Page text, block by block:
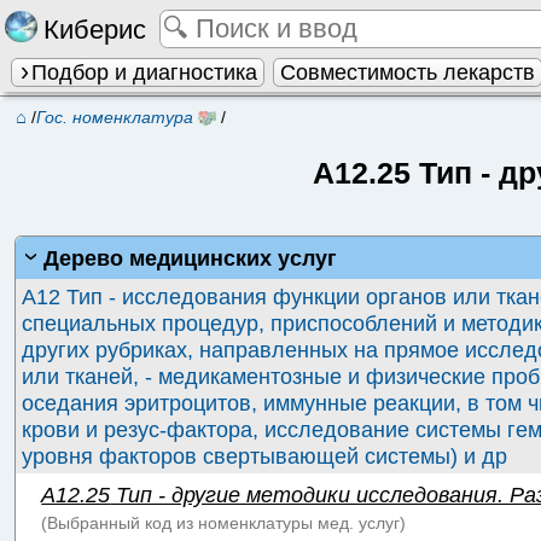
Киберис
Подбор и диагностика Совместимость лекарств
⌂ /Гос. номенклатура /
A12.25 Тип -
Дерево медицинских услуг
A12 Тип - исследования функции органов или
специальных процедур, приспособлений и
других рубриках, направленных на прямое
или тканей, - медикаментозные и физические
оседания эритроцитов, иммунные реакции, в том
крови и резус-фактора, исследование системы
уровня факторов свертывающей системы) и др
A12.25 Тип - другие методики исследования.
(Выбранный код из номенклатуры мед. услуг)